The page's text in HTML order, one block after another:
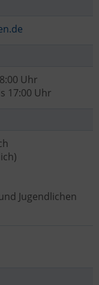
Uhr
17:00 Uhr
Jugendlichen